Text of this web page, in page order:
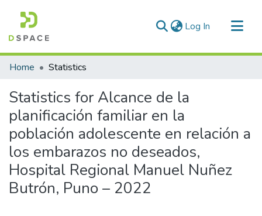
Log In (current)
Communities & Collections
Home Statistics
Statistics for Alcance de la
planificación familiar en la
población adolescente en relación a
los embarazos no deseados,
Hospital Regional Manuel Nuñez
Butrón, Puno – 2022